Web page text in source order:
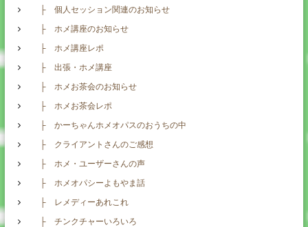
├ 個人セッション関連のお知らせ
├ ホメ講座のお知らせ
├ ホメ講座レポ
├ 出張・ホメ講座
├ ホメお茶会のお知らせ
├ ホメお茶会レポ
├ かーちゃんホメオパスのおうちの中
├ クライアントさんのご感想
├ ホメ・ユーザーさんの声
├ ホメオパシーよもやま話
├ レメディーあれこれ
├ チンクチャーいろいろ